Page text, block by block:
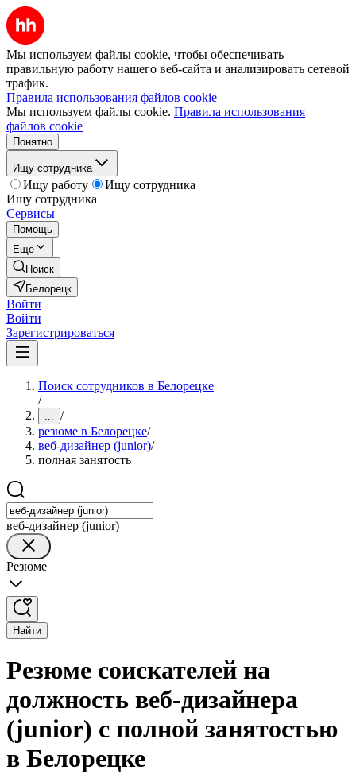
Мы используем файлы cookie, чтобы обеспечивать
правильную работу нашего веб-сайта и анализировать сетевой
трафик.
Правила использования файлов cookie
Мы используем файлы cookie. Правила использования
файлов cookie
Понятно
Ищу сотрудника
Ищу работу
Ищу сотрудника
Ищу сотрудника
Сервисы
Помощь
Ещё
Поиск
Белорецк
Войти
Войти
Зарегистрироваться
Поиск сотрудников в Белорецке
/
... /
резюме в Белорецке/
веб-дизайнер (junior)/
полная занятость
веб-дизайнер (junior)
Резюме
Найти
Резюме соискателей на
должность веб-дизайнера
(junior) с полной занятостью
в Белорецке